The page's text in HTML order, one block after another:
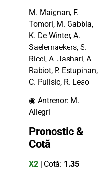
M. Maignan, F.
Tomori, M. Gabbia,
K. De Winter, A.
Saelemaekers, S.
Ricci, A. Jashari, A.
Rabiot, P. Estupinan,
C. Pulisic, R. Leao
◉ Antrenor: M.
Allegri
Pronostic &
Cotă
X2 | Cotă: 1.35